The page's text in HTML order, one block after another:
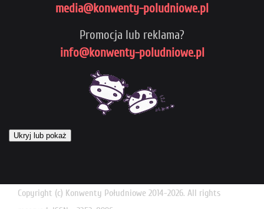
media@konwenty-poludniowe.pl
Promocja lub reklama?
info@konwenty-poludniowe.pl
Ukryj lub pokaż
Copyright (c) Konwenty Południowe 2014-2026. All rights